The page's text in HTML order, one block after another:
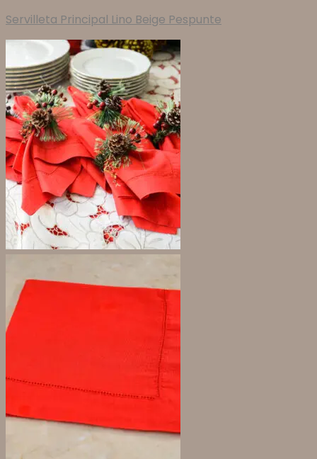
Servilleta Principal Lino Beige Pespunte